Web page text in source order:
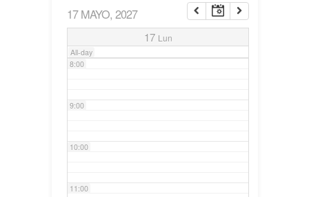
17 MAYO, 2027
17 Lun
All-day
7:00
8:00
9:00
10:00
11:00